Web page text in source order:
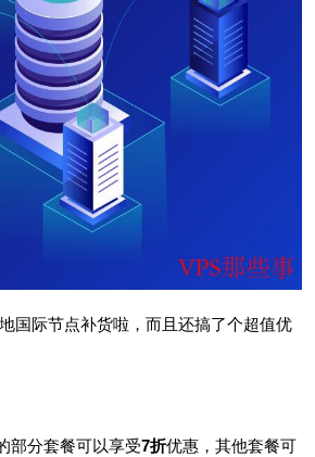
国际节点补货啦，而且还搞了个超值优
部分套餐可以享受7折优惠，其他套餐可